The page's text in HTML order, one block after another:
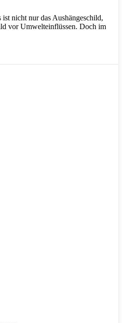
ist nicht nur das Aushängeschild,
vor Umwelteinflüssen. Doch im